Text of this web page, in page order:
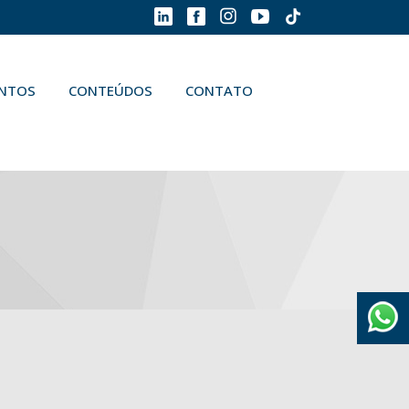
CONTEÚDOS CONTATO